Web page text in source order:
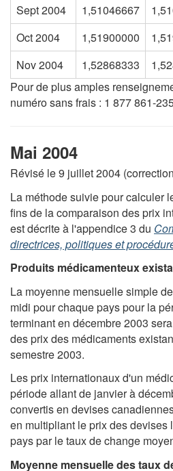
Sept 2004
1,51046667
Oct 2004
1,51900000
Nov 2004
1,52868333
Pour de plus amples
numéro sans frais : 1 877 861-
Mai 2004
Révisé le 9 juillet 2004
La méthode suivie pour calculer
fins de la comparaison des prix
est décrite à l'appendice 3 du
directrices, politiques et
Produits médicamenteux
La moyenne mensuelle simple
midi pour chaque pays pour la
terminant en décembre 2003
des prix des médicaments
semestre 2003.
Les prix internationaux d'un
période allant de janvier à
convertis en devises
en multipliant le prix des devises
pays par le taux de change
Moyenne mensuelle des taux